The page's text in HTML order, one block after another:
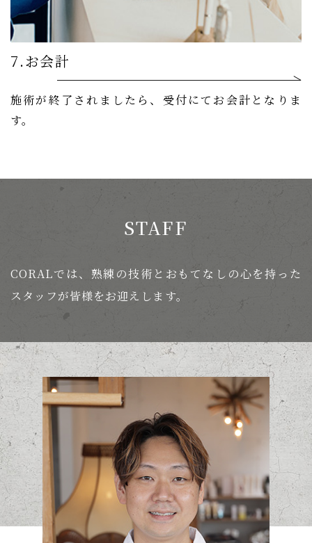
7.お会計
施術が終了されましたら、受付にてお会計となりま
す。
STAFF
CORALでは、熟練の技術とおもてなしの心を持った
スタッフが皆様をお迎えします。